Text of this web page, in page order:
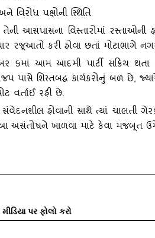
પક્ષોની સ્‍થિતિ
આસપાસના વિસ્‍તારોમાં રસ્‍તાઓની
રજૂઆતો કરી હોવા છતાં મોટાભાગે
૬માં આમ આદમી પાર્ટી સક્રિય
પાસે શિસ્‍તબદ્ધ કાર્યકરોનું બળ છે,
વર્તાઈ રહી છે.
હોવાની સાથે ત્‍યાં ચાલતી
ખાળવા માટે કેવા મજબૂત
પર ફોલો કરો